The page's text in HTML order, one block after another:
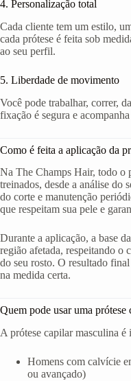
4. Personalização total
Cada cliente tem um estilo,
cada prótese é feita sob
ao seu perfil.
5. Liberdade de movimento
Você pode trabalhar, correr,
fixação é segura e
Como é feita a aplicação da
Na The Champs Hair, todo o
treinados, desde a análise do
do corte e manutenção
que respeitam sua pele e
Durante a aplicação, a base
região afetada, respeitando o
do seu rosto. O resultado
na medida certa.
Quem pode usar uma prótese
A prótese capilar masculina é
Homens com calvície
ou avançado)